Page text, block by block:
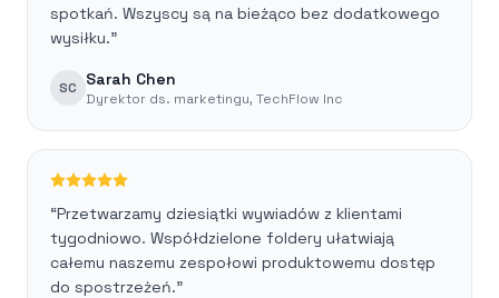
spotkań. Wszyscy są na bieżąco bez dodatkowego
wysiłku.”
SC Sarah Chen
Dyrektor ds. marketingu, TechFlow Inc
“Przetwarzamy dziesiątki wywiadów z klientami
tygodniowo. Współdzielone foldery ułatwiają
całemu naszemu zespołowi produktowemu dostęp
do spostrzeżeń.”